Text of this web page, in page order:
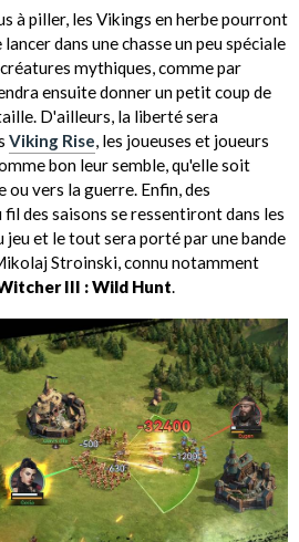
à piller, les Vikings en herbe pourront
dans une chasse un peu spéciale
mythiques, comme par
ensuite donner un petit coup de
D'ailleurs, la liberté sera
Viking Rise, les joueuses et joueurs
bon leur semble, qu'elle soit
vers la guerre. Enfin, des
des saisons se ressentiront dans les
et le tout sera porté par une bande
Stroinski, connu notamment
III : Wild Hunt.